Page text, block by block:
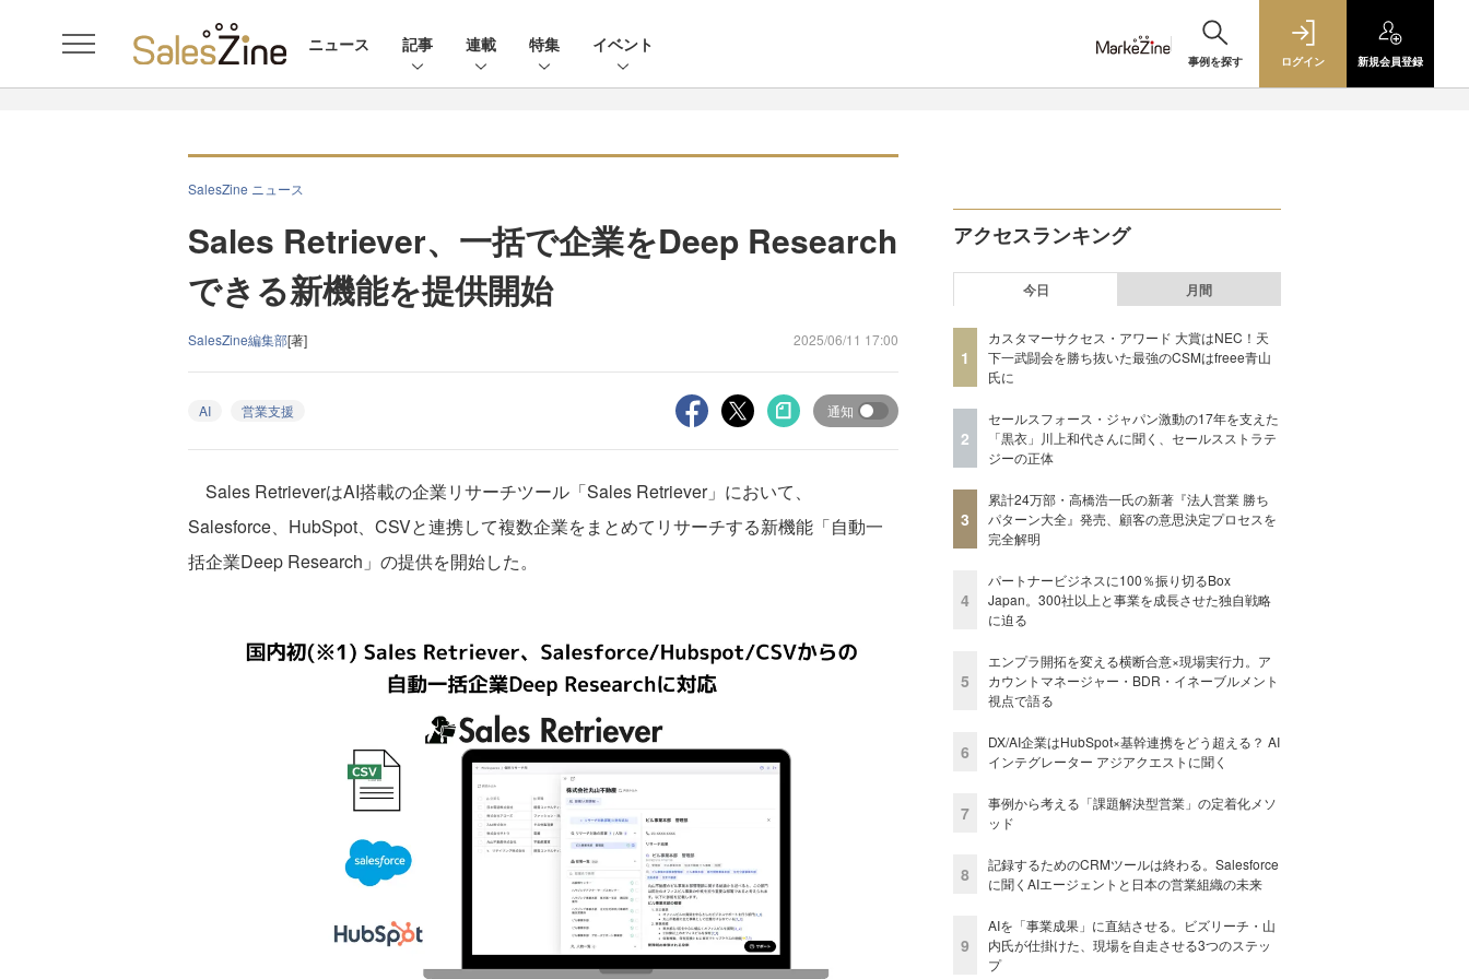
ニュース 記事 連載 特集 イベント
事例を探す ログイン 新規会員登録
SalesZine ニュース
Sales Retriever、一括で企業をDeep Research
できる新機能を提供開始
SalesZine編集部[著] 2025/06/11 17:00
AI 営業支援 通知
Sales RetrieverはAI搭載の企業リサーチツール「Sales Retriever」において、
Salesforce、HubSpot、CSVと連携して複数企業をまとめてリサーチする新機能「自動一
括企業Deep Research」の提供を開始した。
アクセスランキング
今日 月間
1
カスタマーサクセス・アワード 大賞はNEC！天
下一武闘会を勝ち抜いた最強のCSMはfreee青山
氏に
2
セールスフォース・ジャパン激動の17年を支えた
「黒衣」川上和代さんに聞く、セールスストラテ
ジーの正体
3
累計24万部・高橋浩一氏の新著『法人営業 勝ち
パターン大全』発売、顧客の意思決定プロセスを
完全解明
4
パートナービジネスに100％振り切るBox
Japan。300社以上と事業を成長させた独自戦略
に迫る
5
エンプラ開拓を変える横断合意×現場実行力。ア
カウントマネージャー・BDR・イネーブルメント
視点で語る
6
DX/AI企業はHubSpot×基幹連携をどう超える？ AI
インテグレーター アジアクエストに聞く
7
事例から考える「課題解決型営業」の定着化メソ
ッド
8
記録するためのCRMツールは終わる。Salesforce
に聞くAIエージェントと日本の営業組織の未来
9
AIを「事業成果」に直結させる。ビズリーチ・山
内氏が仕掛けた、現場を自走させる3つのステッ
プ